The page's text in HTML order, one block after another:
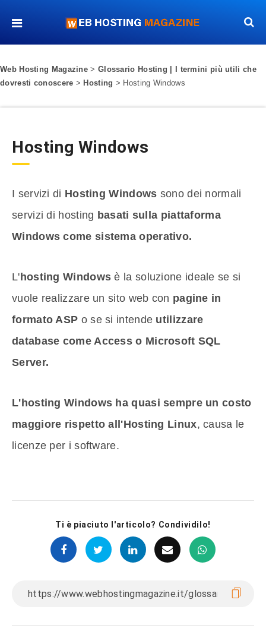
Web Hosting Magazine > Glossario Hosting | I termini più utili che
dovresti conoscere > Hosting > Hosting Windows
Hosting Windows
I servizi di Hosting Windows sono dei normali
servizi di hosting basati sulla piattaforma
Windows come sistema operativo.
L'hosting Windows è la soluzione ideale se si
vuole realizzare un sito web con pagine in
formato ASP o se si intende utilizzare
database come Access o Microsoft SQL
Server.
L'hosting Windows ha quasi sempre un costo
maggiore rispetto all'Hosting Linux, causa le
licenze per i software.
Ti è piaciuto l'articolo? Condividilo!